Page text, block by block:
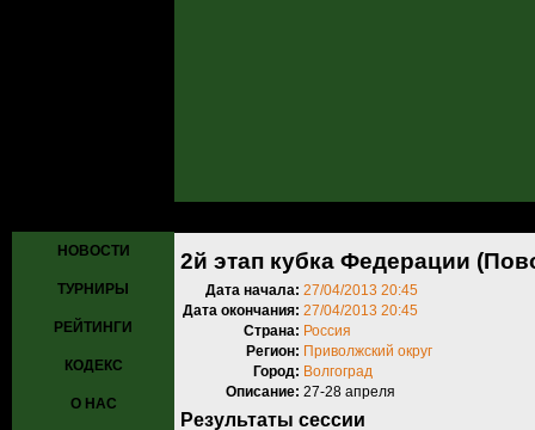
НОВОСТИ
ТУРНИРЫ
РЕЙТИНГИ
КОДЕКС
О НАС
2й этап кубка Федерации
Дата начала: 27/04/2013 20:45
Дата окончания: 27/04/2013 20:45
Страна: Россия
Регион: Приволжский округ
Город: Волгоград
Описание: 27-28 апреля
Результаты сессии